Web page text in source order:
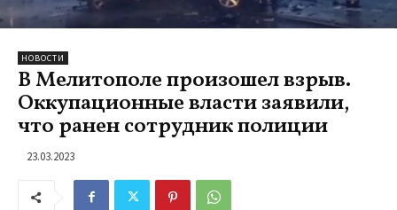
НОВОСТИ
В Мелитополе произошел взрыв.
Оккупационные власти заявили,
что ранен сотрудник полиции
23.03.2023